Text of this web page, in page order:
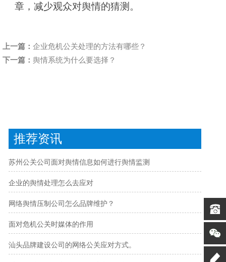
章，减少观众对舆情的猜测。
上一篇： 企业危机公关处理的方法有哪些？
下一篇： 舆情系统为什么要选择？
推荐资讯
苏州公关公司面对舆情信息如何进行舆情监测
企业的舆情处理怎么去应对
网络舆情压制公司怎么品牌维护？
面对危机公关时媒体的作用
汕头品牌建设公司的网络公关应对方式。